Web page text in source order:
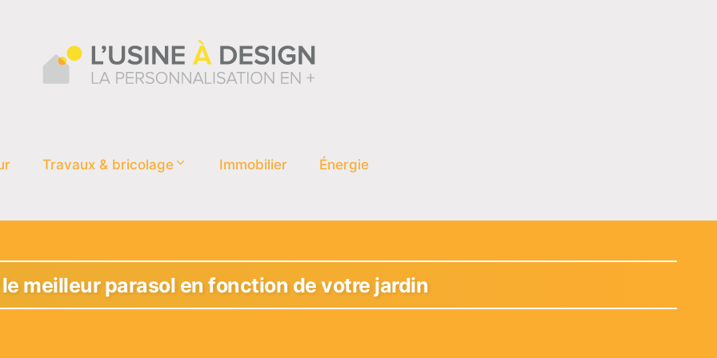
Travaux & bricolage Immobilier Énergie
meilleur parasol en fonction de votre jardin